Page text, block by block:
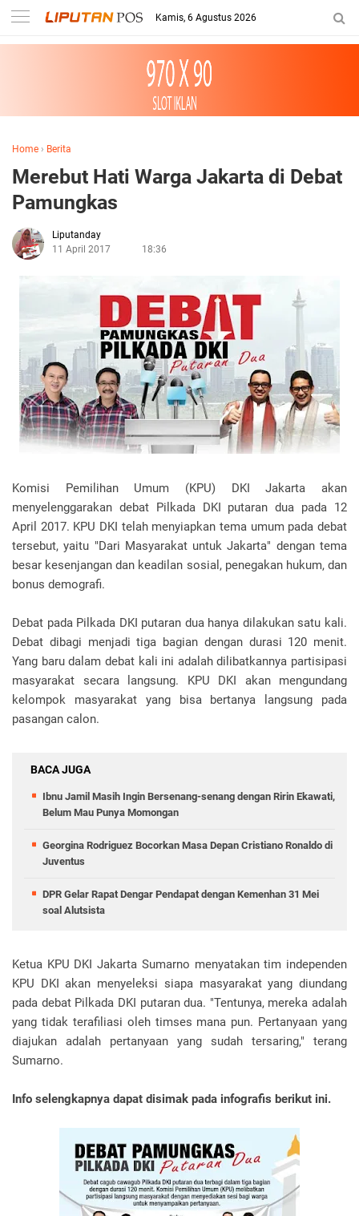
Kamis, 6 Agustus 2026
Home › Berita
Merebut Hati Warga Jakarta di Debat
Pamungkas
Liputanday
11 April 2017
18:36
Komisi Pemilihan Umum (KPU) DKI Jakarta akan
menyelenggarakan debat Pilkada DKI putaran dua pada 12
April 2017. KPU DKI telah menyiapkan tema umum pada debat
tersebut, yaitu "Dari Masyarakat untuk Jakarta" dengan tema
besar kesenjangan dan keadilan sosial, penegakan hukum, dan
bonus demografi.
Debat pada Pilkada DKI putaran dua hanya dilakukan satu kali.
Debat dibagi menjadi tiga bagian dengan durasi 120 menit.
Yang baru dalam debat kali ini adalah dilibatkannya partisipasi
masyarakat secara langsung. KPU DKI akan mengundang
kelompok masyarakat yang bisa bertanya langsung pada
pasangan calon.
BACA JUGA
Ibnu Jamil Masih Ingin Bersenang-senang dengan Ririn Ekawati,
Belum Mau Punya Momongan
Georgina Rodriguez Bocorkan Masa Depan Cristiano Ronaldo di
Juventus
DPR Gelar Rapat Dengar Pendapat dengan Kemenhan 31 Mei
soal Alutsista
Ketua KPU DKI Jakarta Sumarno menyatakan tim independen
KPU DKI akan menyeleksi siapa masyarakat yang diundang
pada debat Pilkada DKI putaran dua. "Tentunya, mereka adalah
yang tidak terafiliasi oleh timses mana pun. Pertanyaan yang
diajukan adalah pertanyaan yang sudah tersaring," terang
Sumarno.
Info selengkapnya dapat disimak pada infografis berikut ini.